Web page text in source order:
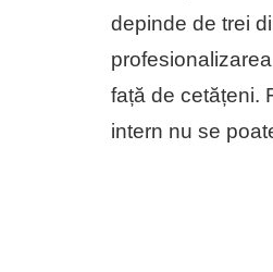
depinde de trei
față de cetățeni.
intern nu se